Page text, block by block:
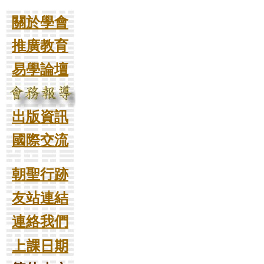
關於學會
推廣教育
易學論壇
出版資訊
國際交流
朝聖行跡
友站連結
連絡我們
上課日期